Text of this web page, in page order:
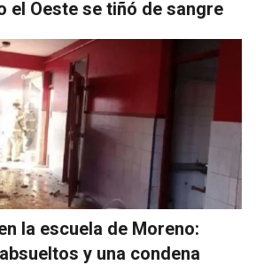
el Oeste se tiñó de sangre
la escuela de Moreno:
y una condena